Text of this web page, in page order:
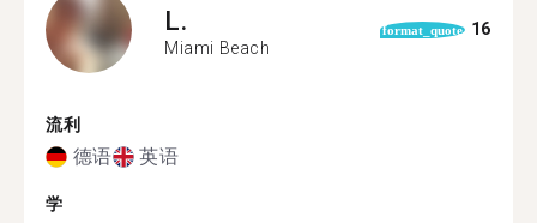
L.
Miami Beach
format_quote 16
流利
德语 英语
学